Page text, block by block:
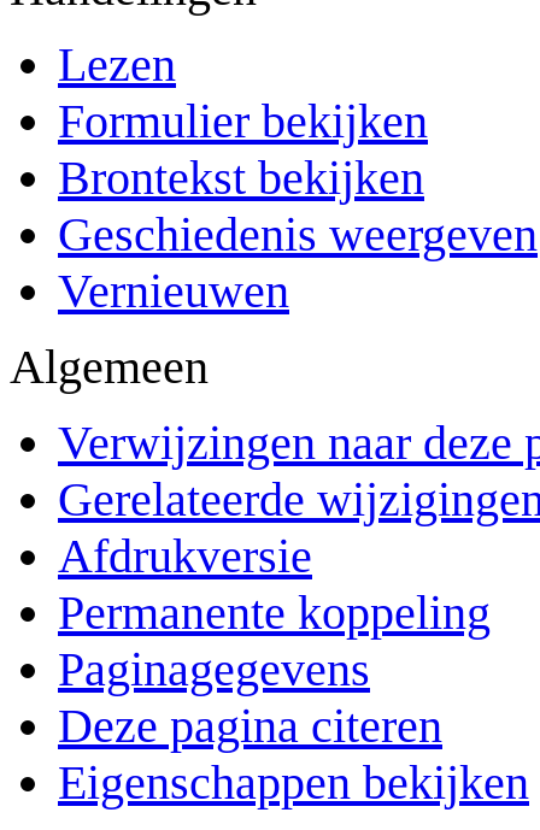
Lezen
Formulier bekijken
Brontekst bekijken
Geschiedenis weergeven
Vernieuwen
Algemeen
Verwijzingen naar deze
Gerelateerde
Afdrukversie
Permanente koppeling
Paginagegevens
Deze pagina citeren
Eigenschappen bekijken